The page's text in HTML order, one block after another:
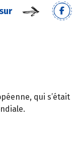
qui s’était